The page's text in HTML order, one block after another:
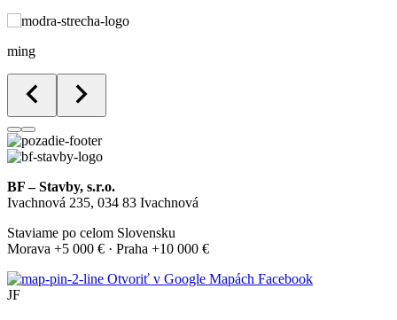
betónové pätky s upravenou konštrukciou
podlahy.
Rozšírenia na mieru:
posedenie alebo prístrešok na drevo? Všetky
ming
BF – Stavby, s.r.o.
Ivachnová 235, 034 83 Ivachnová
Staviame po celom Slovensku
Morava +5 000 € · Praha +10 000 €
Otvoriť v Google Mapách Facebook
JF